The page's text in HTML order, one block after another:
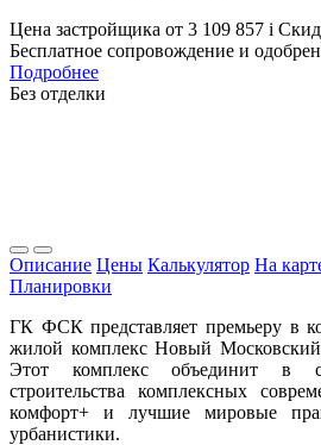
Цена застройщика от 3 109 857 i
Бесплатное сопровождение и
Подробнее
Без отделки
Описание Цены Калькулятор На
Планировки
ГК ФСК представляет премьеру в
жилой комплекс Новый
Этот комплекс объединит в
строительства комплексных
комфорт+ и лучшие мировые
урбанистики.